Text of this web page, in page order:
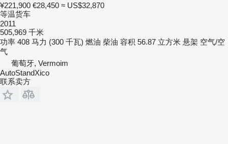
¥221,900 €28,450 ≈ US$32,870
等温货车
2011
505,969 千米
功率 408 马力 (300 千瓦) 燃油 柴油 容积 56.87 立方米 悬架 空气/空
气
葡萄牙, Vermoim
AutoStandXico
联系卖方